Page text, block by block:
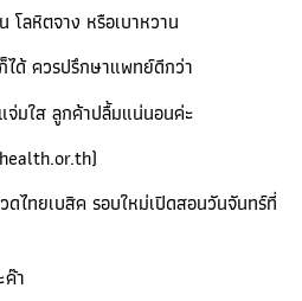
ลหิตจาง หรือเบาหวาน
ได้ ควรปรึกษาแพทย์ดีกว่า
จ่มใส ลูกค้าปลื้มแน่นอนค่ะ
)
ดไทยเบสิค รอบใหม่เปิดสอนวันจันทร์ที่
า